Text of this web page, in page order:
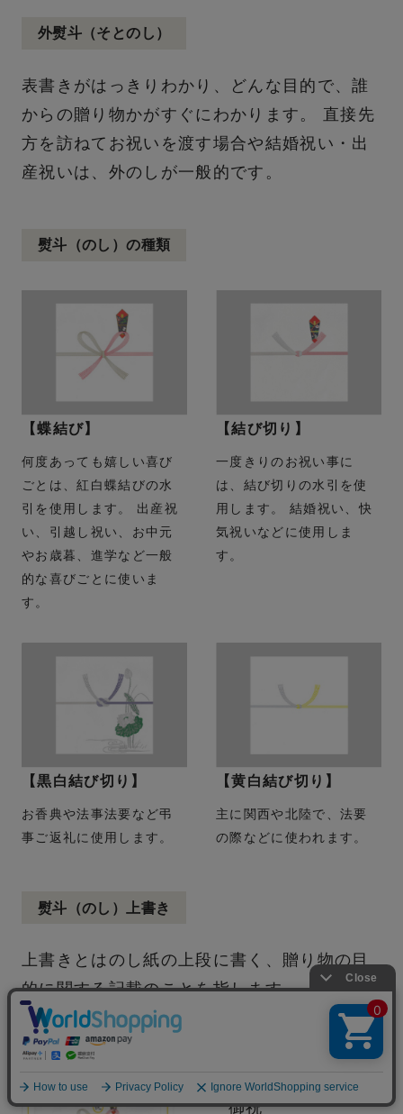
外熨斗（そとのし）
表書きがはっきりわかり、どんな目的で、誰
からの贈り物かがすぐにわかります。 直接先
方を訪ねてお祝いを渡す場合や結婚祝い・出
産祝いは、外のしが一般的です。
熨斗（のし）の種類
【蝶結び】
何度あっても嬉しい喜び
ごとは、紅白蝶結びの水
引を使用します。 出産祝
い、引越し祝い、お中元
やお歳暮、進学など一般
的な喜びごとに使いま
す。
【結び切り】
一度きりのお祝い事に
は、結び切りの水引を使
用します。 結婚祝い、快
気祝いなどに使用しま
す。
【黒白結び切り】
お香典や法事法要など弔
事ご返礼に使用します。
【黄白結び切り】
主に関西や北陸で、法要
の際などに使われます。
熨斗（のし）上書き
上書きとはのし紙の上段に書く、贈り物の⽬
的に関する記載のことを指します。
御祝
よくある質問